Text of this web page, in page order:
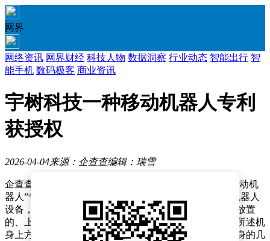
网界
网络资讯 网界财经 科技人物 数据洞察 行业动态 智能出行 智
能手机 数码极客 商业资讯
宇树科技一种移动机器人专利
获授权
2026-04-04来源：企查查编辑：瑞雪
企查查APP显示，近日，宇树科技股份有限公司“一种移动机
器人”专利获授权。企查查专利摘要显示，本发明涉及机器人
设备，包括机身和广角激光雷达，所述机身形状为竖直放置
的、上细下粗的半椭圆形球体，所述广角激光雷达设于所述机
身上方，所述广角激光雷达安装位置的投影位于所述机身的几